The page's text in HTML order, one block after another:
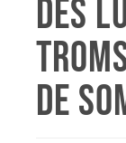
DES
DE